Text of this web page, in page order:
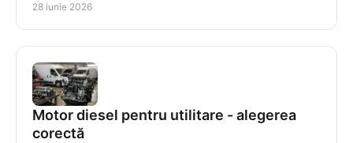
28 iunie 2026
Motor diesel pentru utilitare - alegerea
corectă